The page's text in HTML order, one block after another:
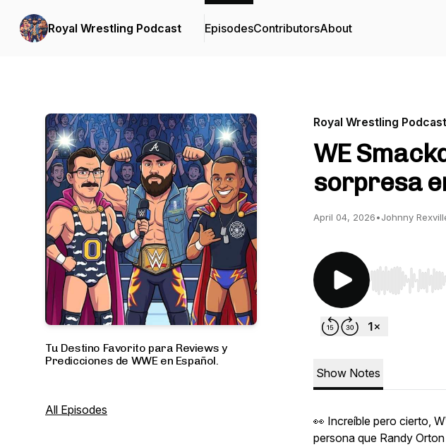
Royal Wrestling Podcast EpisodesContributorsAbout
Tu Destino Favorito para Reviews y
Predicciones de WWE en Español.
All Episodes
Royal Wrestling Podcast
WE
sorpresa
April 04, 2026•Johnny
Use Left/Right
Show Notes
👀 Increíble pero cierto,
persona que Randy